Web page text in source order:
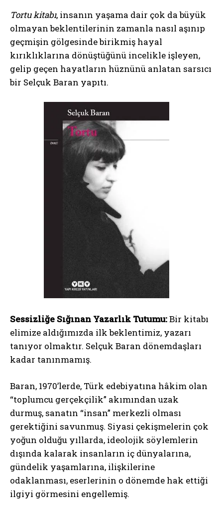
Tortu kitabı, insanın yaşama dair çok da büyük
olmayan beklentilerinin zamanla nasıl aşınıp
geçmişin gölgesinde birikmiş hayal
kırıklıklarına dönüştüğünü incelikle işleyen,
gelip geçen hayatların hüznünü anlatan sarsıcı
bir Selçuk Baran yapıtı.
Sessizliğe Sığınan Yazarlık Tutumu:Bir kitabı
elimize aldığımızda ilk beklentimiz, yazarı
tanıyor olmaktır. Selçuk Baran dönemdaşları
kadar tanınmamış.
Baran, 1970’lerde, Türk edebiyatına hâkim olan
“toplumcu gerçekçilik” akımından uzak
durmuş, sanatın “insan” merkezli olması
gerektiğini savunmuş. Siyasi çekişmelerin çok
yoğun olduğu yıllarda, ideolojik söylemlerin
dışında kalarak insanların iç dünyalarına,
gündelik yaşamlarına, ilişkilerine
odaklanması, eserlerinin o dönemde hak ettiği
ilgiyi görmesini engellemiş.